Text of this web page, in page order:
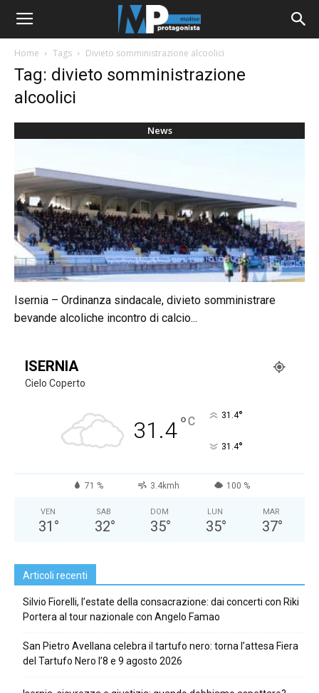
Home Tags Divieto somministrazione alcoolici
Tag: divieto somministrazione
alcoolici
News
Isernia – Ordinanza sindacale, divieto somministrare
bevande alcoliche incontro di calcio...
ISERNIA
Cielo Coperto
31.4°C 31.4°
31.4°
71 % 3.4kmh 100 %
VEN
31 °
SAB
32°
DOM
35°
LUN
35°
MAR
37°
Articoli recenti
Silvio Fiorelli, l’estate della consacrazione: dai concerti con Riki
Portera al tour nazionale con Angelo Famao
San Pietro Avellana celebra il tartufo nero: torna l’attesa Fiera
del Tartufo Nero l’8 e 9 agosto 2026